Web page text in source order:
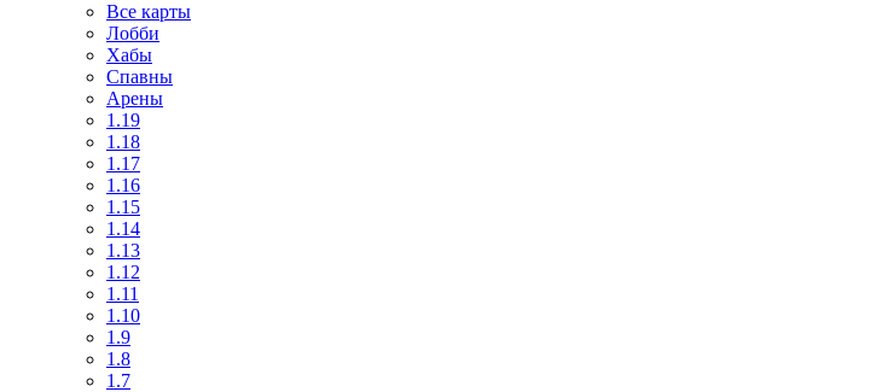
Все карты
Лобби
Хабы
Спавны
Арены
1.19
1.18
1.17
1.16
1.15
1.14
1.13
1.12
1.11
1.10
1.9
1.8
1.7